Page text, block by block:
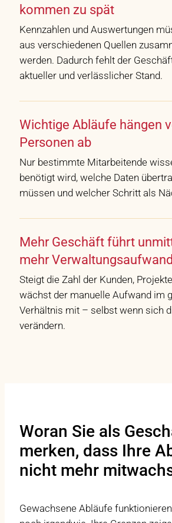
kommen zu spät
Kennzahlen und Auswertungen
aus verschiedenen Quellen
werden. Dadurch fehlt der
aktueller und verlässlicher Stand.
Wichtige Abläufe hängen
Personen ab
Nur bestimmte Mitarbeitende
benötigt wird, welche Daten
müssen und welcher Schritt als
Mehr Geschäft führt
mehr Verwaltungsaufwand
Steigt die Zahl der Kunden,
wächst der manuelle Aufwand im
Verhältnis mit – selbst wenn sich
verändern.
Woran Sie als
merken, dass Ihre
nicht mehr
Gewachsene Abläufe